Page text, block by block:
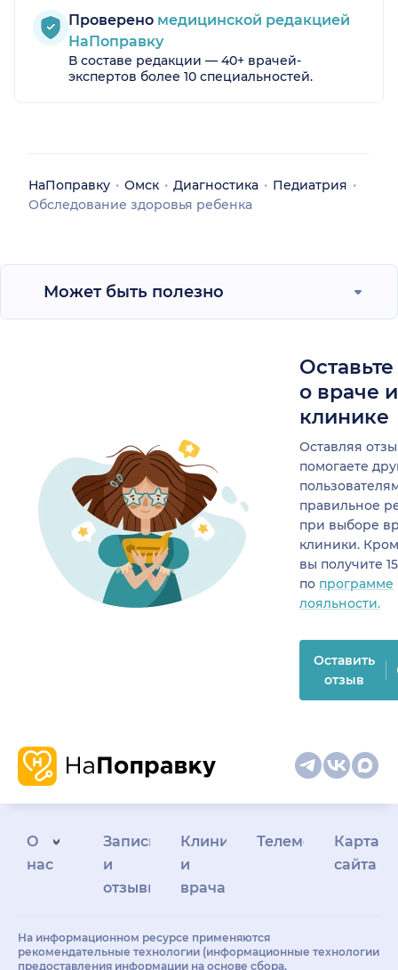
Проверено медицинской редакцией
НаПоправку
В составе редакции — 40+ врачей-
экспертов более 10 специальностей.
НаПоправку Омск Диагностика
Педиатрия
Обследование здоровья ребенка
Может быть полезно
о враче
клинике
Оставляя
помогаете
правильное
при выборе
клиники.
вы получите
по программе
лояльности.
Оставить
отзыв
О
нас
Запись
и
отзывы
Клиникам
и
врачам
Телемедицина
Карта
сайта
На информационном ресурсе применяются
рекомендательные технологии (информационные технологии
предоставления информации на основе сбора,